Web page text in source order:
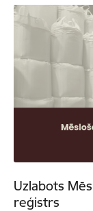
Uzlabots
reģistrs